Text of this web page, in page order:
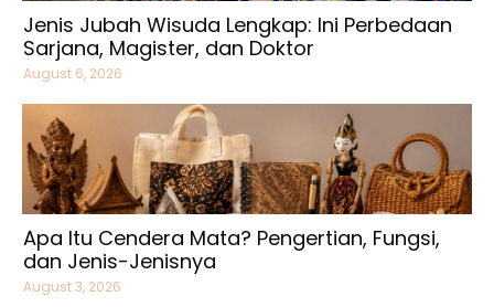
Jenis Jubah Wisuda Lengkap: Ini Perbedaan
Sarjana, Magister, dan Doktor
August 6, 2026
Apa Itu Cendera Mata? Pengertian, Fungsi,
dan Jenis-Jenisnya
August 3, 2026